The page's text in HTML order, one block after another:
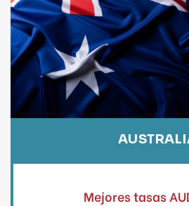
Mejores tasas